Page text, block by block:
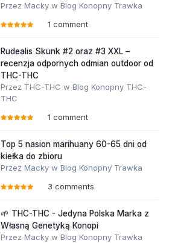
Przez Macky w Blog Konopny Trawka
1 comment
Rudealis Skunk #2 oraz #3 XXL –
recenzja odpornych odmian outdoor od
THC-THC
Przez THC-THC w Blog Konopny THC-
THC
1 comment
Top 5 nasion marihuany 60-65 dni od
kiełka do zbioru
Przez Macky w Blog Konopny Trawka
3 comments
🌱 THC-THC - Jedyna Polska Marka z
Własną Genetyką Konopi
Przez Macky w Blog Konopny Trawka